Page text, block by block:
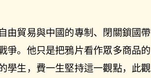
由貿易與中國的專制、閉關鎖國帶
爭。他只是把鴉片看作眾多商品的
學生，費一生堅持這一觀點，此觀